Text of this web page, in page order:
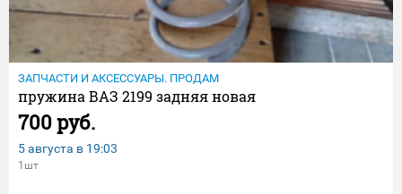
ЗАПЧАСТИ И АКСЕССУАРЫ. ПРОДАМ
пружина ВАЗ 2199 задняя новая
700 руб.
5 августа в 19:03
1шт